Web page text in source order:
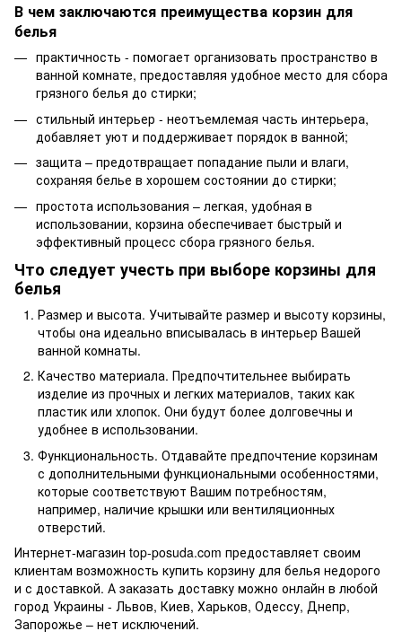
В чем заключаются преимущества корзин для
белья
практичность - помогает организовать пространство в
ванной комнате, предоставляя удобное место для сбора
грязного белья до стирки;
стильный интерьер - неотъемлемая часть интерьера,
добавляет уют и поддерживает порядок в ванной;
защита – предотвращает попадание пыли и влаги,
сохраняя белье в хорошем состоянии до стирки;
простота использования – легкая, удобная в
использовании, корзина обеспечивает быстрый и
эффективный процесс сбора грязного белья.
Что следует учесть при выборе корзины для
белья
Размер и высота. Учитывайте размер и высоту корзины,
чтобы она идеально вписывалась в интерьер Вашей
ванной комнаты.
Качество материала. Предпочтительнее выбирать
изделие из прочных и легких материалов, таких как
пластик или хлопок. Они будут более долговечны и
удобнее в использовании.
Функциональность. Отдавайте предпочтение корзинам
с дополнительными функциональными особенностями,
которые соответствуют Вашим потребностям,
например, наличие крышки или вентиляционных
отверстий.
Интернет-магазин top-posuda.com предоставляет своим
клиентам возможность купить корзину для белья недорого
и с доставкой. А заказать доставку можно онлайн в любой
город Украины - Львов, Киев, Харьков, Одессу, Днепр,
Запорожье – нет исключений.